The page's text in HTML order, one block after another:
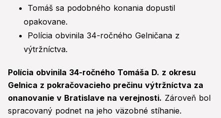
Tomáš sa podobného konania dopustil
opakovane.
Polícia obvinila 34-ročného Gelničana z
výtržníctva.
Polícia obvinila 34-ročného Tomáša D. z okresu
Gelnica z pokračovacieho prečinu výtržníctva za
onanovanie v Bratislave na verejnosti. Zároveň bol
spracovaný podnet na jeho väzobné stíhanie.